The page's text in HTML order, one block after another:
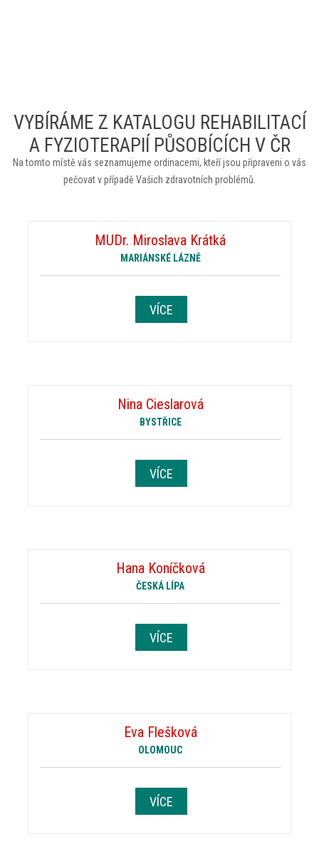
VYBÍRÁME Z KATALOGU REHABILITACÍ
A FYZIOTERAPIÍ PŮSOBÍCÍCH V ČR
Na tomto místě vás seznamujeme ordinacemi, kteří jsou připraveni o vás
pečovat v případě Vašich zdravotních problémů.
MUDr. Miroslava Krátká
MARIÁNSKÉ LÁZNĚ
VÍCE
Nina Cieslarová
BYSTŘICE
VÍCE
Hana Koníčková
ČESKÁ LÍPA
VÍCE
Eva Flešková
OLOMOUC
VÍCE